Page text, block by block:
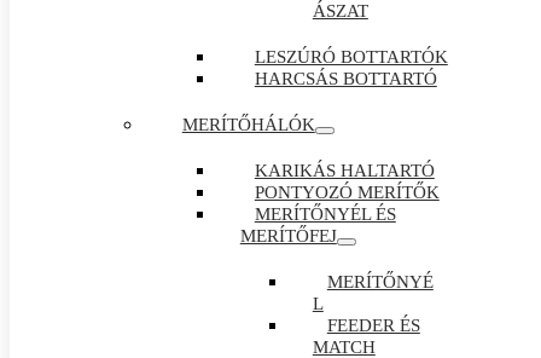
ÁSZAT
LESZÚRÓ BOTTARTÓK
HARCSÁS BOTTARTÓ
MERÍTŐHÁLÓK
KARIKÁS HALTARTÓ
PONTYOZÓ MERÍTŐK
MERÍTŐNYÉL ÉS
MERÍTŐFEJ
MERÍTŐNYÉ
L
FEEDER ÉS
MATCH